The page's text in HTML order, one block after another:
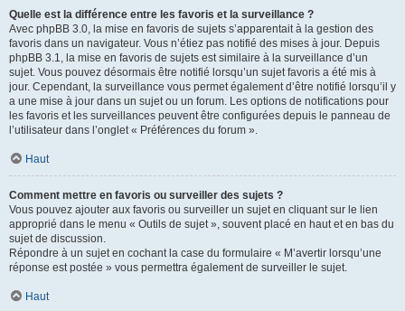
Quelle est la différence entre les favoris et la surveillance ?
Avec phpBB 3.0, la mise en favoris de sujets s’apparentait à la gestion des
favoris dans un navigateur. Vous n’étiez pas notifié des mises à jour. Depuis
phpBB 3.1, la mise en favoris de sujets est similaire à la surveillance d’un
sujet. Vous pouvez désormais être notifié lorsqu’un sujet favoris a été mis à
jour. Cependant, la surveillance vous permet également d’être notifié lorsqu’il y
a une mise à jour dans un sujet ou un forum. Les options de notifications pour
les favoris et les surveillances peuvent être configurées depuis le panneau de
l’utilisateur dans l’onglet « Préférences du forum ».
Haut
Comment mettre en favoris ou surveiller des sujets ?
Vous pouvez ajouter aux favoris ou surveiller un sujet en cliquant sur le lien
approprié dans le menu « Outils de sujet », souvent placé en haut et en bas du
sujet de discussion.
Répondre à un sujet en cochant la case du formulaire « M’avertir lorsqu’une
réponse est postée » vous permettra également de surveiller le sujet.
Haut